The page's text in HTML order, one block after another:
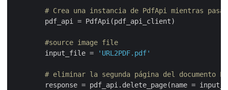
# Crea una instancia de PdfApi mientras
        pdf_api = PdfApi(pdf_api_client)
#source image file
        input_file =
'URL2PDF.pdf'
# eliminar la segunda página del documento
response = pdf_api.delete_page(name =